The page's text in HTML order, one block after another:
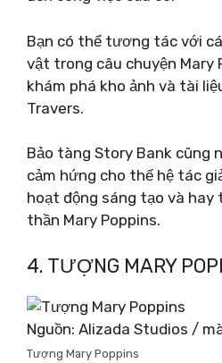
Bạn có thể tương tác với
vật trong câu chuyện Mary
khám phá kho ảnh và tài
Travers.
Bảo tàng Story Bank cũng
cảm hứng cho thế hệ tác
hoạt động sáng tạo và
thần Mary Poppins.
4. TƯỢNG MARY
Nguồn: Alizada Studios /
Tượng Mary Poppins